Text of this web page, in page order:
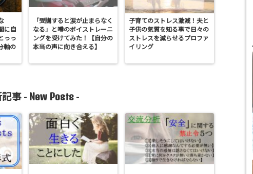
に自
っっ
軸の
「受講すると涙が止まらなく
なる」と噂のボイストレーニ
ングを受けてみた！【自分の
本当の声に向き合える】
子育てのストレス激減！夫と
子供の気質を知る事で日々の
ストレスを減らせるプロファ
イリング
事 - New Posts -